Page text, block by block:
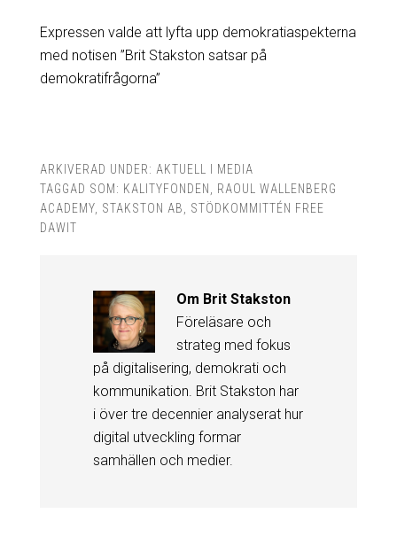
Expressen valde att lyfta upp demokratiaspekterna
med notisen ”Brit Stakston satsar på
demokratifrågorna”
ARKIVERAD UNDER: AKTUELL I MEDIA
TAGGAD SOM: KALITYFONDEN
RAOUL WALLENBERG
ACADEMY, STAKSTON AB
STÖDKOMMITTÉN FREE
DAWIT
Om Brit Stakston
Föreläsare och
strateg med fokus
på digitalisering, demokrati och
kommunikation. Brit Stakston har
i över tre decennier analyserat hur
digital utveckling formar
samhällen och medier.